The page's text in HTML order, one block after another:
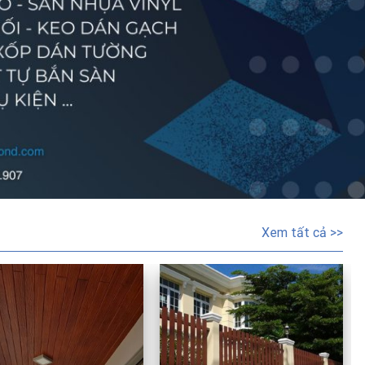
Xem tất cả >>